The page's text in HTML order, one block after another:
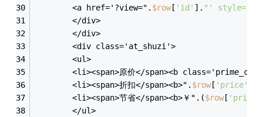
		<a href='?view=".
$row[ 'id' ]. "'
		</div>
		</div>
		<div class='at_shuzi'>
		<ul>
<li><span>原价</span><b
        <li><span>折扣</span><b>".
$row[ 'price'
        <li><span>节省</span><b>￥".(
$row[ 'price'
        </ul>